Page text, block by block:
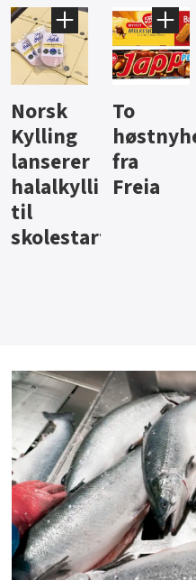
Knalltall
for Açai
Bowl
Aass vil
bli
førstevalg
i lite-